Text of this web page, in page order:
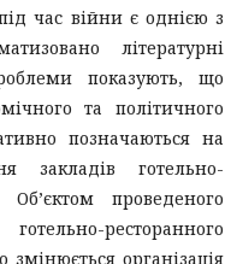
час війни є однією з
літературні
показують, що
та політичного
позначаються на
закладів готельно-
Об’єктом проведеного
ресторанного
організація